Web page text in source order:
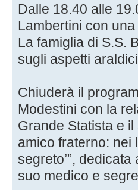
Dalle 18.40 alle
Lambertini con
La famiglia di S.S.
sugli aspetti
Chiuderà il
Modestini con la
Grande Statista e
amico fraterno: nei
segreto’”,
suo medico e